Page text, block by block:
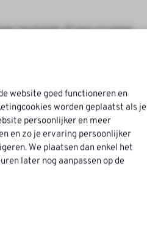
techniek óf een ervaren
website goed functioneren en
worden geplaatst als je
persoonlijker en meer
en zo je ervaring persoonlijker
We plaatsen dan enkel het
later nog aanpassen op de